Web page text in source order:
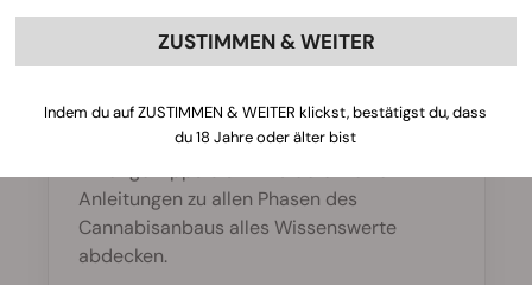
Hat RQS Anleitungen oder
Ressourcen für Anbauanfänger?
Wir haben auf unserer Website fast 2000
Seiten an Content veröffentlicht, die von
Anleitungen zu allen Phasen des
Cannabisanbaus alles Wissenswerte
abdecken.
ZUSTIMMEN & WEITER
Indem du auf ZUSTIMMEN & WEITER klickst, bestätigst du, dass
du 18 Jahre oder älter bist